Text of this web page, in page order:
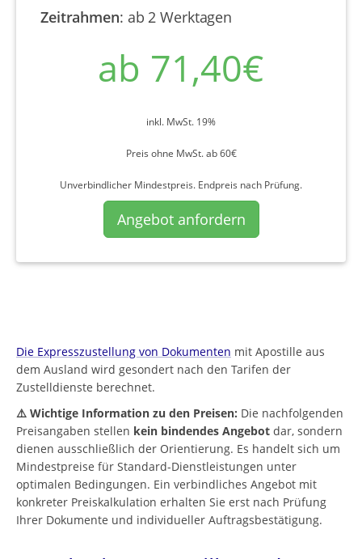
Zeitrahmen: ab 2 Werktagen
ab 71,40€
inkl. MwSt. 19%
Preis ohne MwSt. ab 60€
Unverbindlicher Mindestpreis. Endpreis nach Prüfung.
Angebot anfordern
Die Expresszustellung von Dokumenten mit Apostille aus
dem Ausland wird gesondert nach den Tarifen der
Zustelldienste berechnet.
⚠️ Wichtige Information zu den Preisen: Die nachfolgenden
Preisangaben stellen kein bindendes Angebot dar, sondern
dienen ausschließlich der Orientierung. Es handelt sich um
Mindestpreise für Standard-Dienstleistungen unter
optimalen Bedingungen. Ein verbindliches Angebot mit
konkreter Preiskalkulation erhalten Sie erst nach Prüfung
Ihrer Dokumente und individueller Auftragsbestätigung.